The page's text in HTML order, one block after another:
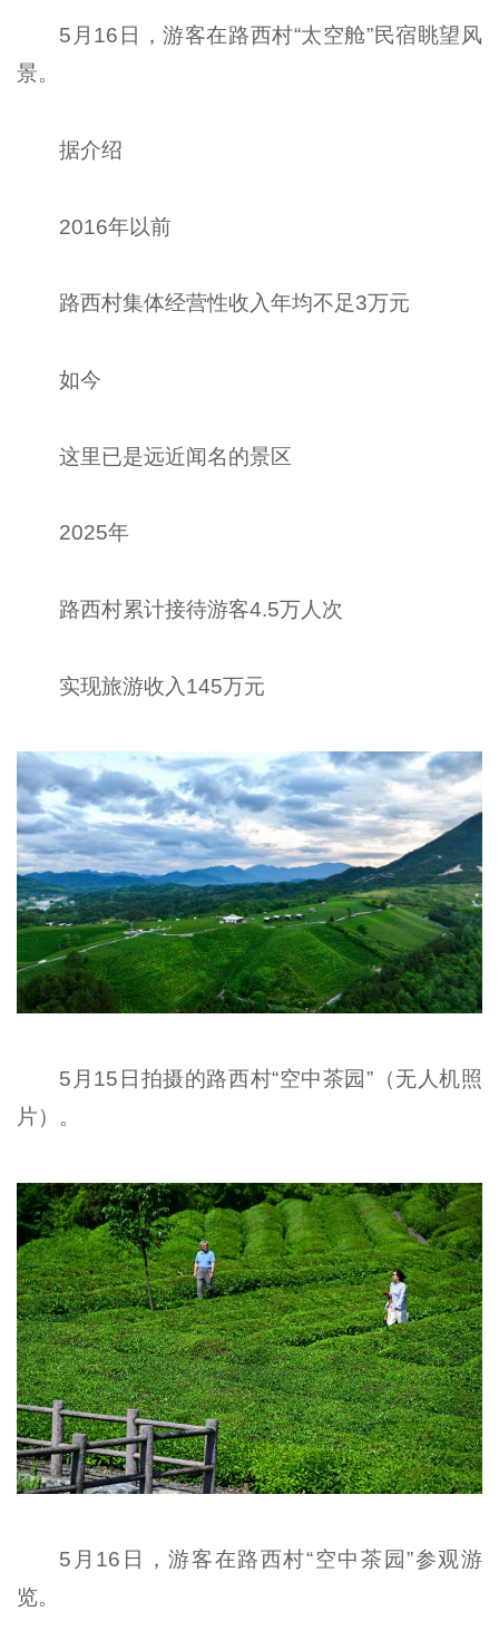
5月16日，游客在路西村“太空舱”民宿眺望风
景。
据介绍
2016年以前
路西村集体经营性收入年均不足3万元
如今
这里已是远近闻名的景区
2025年
路西村累计接待游客4.5万人次
实现旅游收入145万元
5月15日拍摄的路西村“空中茶园”（无人机照
片）。
5月16日，游客在路西村“空中茶园”参观游
览。